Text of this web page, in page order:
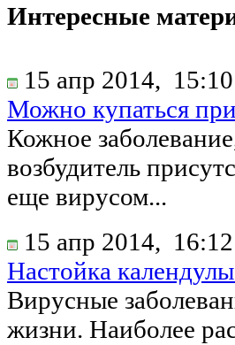
Интересные
15 апр 2014, 15:10
Можно купаться
Кожное
возбудитель
еще вирусом...
15 апр 2014, 16:12
Настойка
Вирусные
жизни. Наиболее